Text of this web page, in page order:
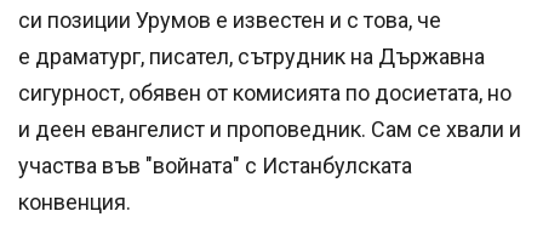
си позиции Урумов е известен и с това, че
е драматург, писател, сътрудник на Държавна
сигурност, обявен от комисията по досиетата, но
и деен евангелист и проповедник. Сам се хвали и
участва във "войната" с Истанбулската
конвенция.